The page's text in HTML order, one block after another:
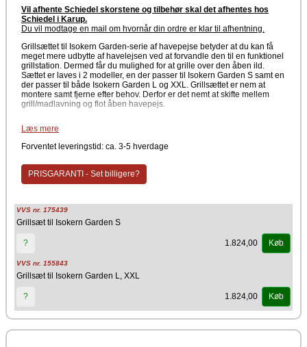
Vil afhente Schiedel skorstene og tilbehør skal det afhentes hos
Schiedel i Karup.
Du vil modtage en mail om hvornår din ordre er klar til afhentning.
Grillsættet til Isokern Garden-serie af havepejse betyder at du kan få
meget mere udbytte af havelejsen ved at forvandle den til en funktionel
grillstation. Dermed får du mulighed for at grille over den åben ild.
Sættet er laves i 2 modeller, en der passer til Isokern Garden S samt en
der passer til både Isokern Garden L og XXL. Grillsættet er nem at
montere samt fjerne efter behov. Derfor er det nemt at skifte mellem
grill/madlavning og flot åben havepejs.
Materiale: Metal
Egnet til: Udendørs brug
Grillsættet giver mulighed for fleksibel og hyggelig tilberedning af mad,
pejsedesign samt en smart og hyggelig madlavning over bål. Hvor
hyggeligt er det lige, at man kan sidde foran en stor havepejs og grille
sin aftensmad.
Husk at vælge det rigtige størrelse grillsæt herunder.
Producent
Schiedel Isokern
Læs mere
Forventet leveringstid: ca. 3-5 hverdage
PRISGARANTI - Set billigere?
VVS nr. 175439
Grillsæt til Isokern Garden S
? 1.824,00 Køb
VVS nr. 155843
Grillsæt til Isokern Garden L, XXL
? 1.824,00 Køb